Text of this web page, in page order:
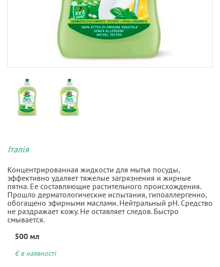
Італія
Концентрированная жидкости для мытья посуды,
эффективно удаляет тяжелые загрязнения и жирные
пятна. Ее составляющие растительного происхождения.
Прошло дерматологические испытания, гипоаллергенно,
обогащено эфирными маслами. Нейтральный pH. Средство
не раздражает кожу. Не оставляет следов. Быстро
смывается.
500 мл
Є в наявності